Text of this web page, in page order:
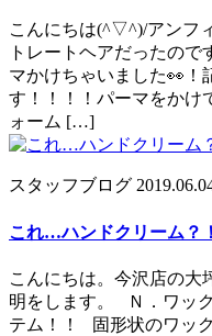
こんにちは(^▽^)/アンフ
トレートヘアだったの
マかけちゃいました👀！
す！！！！パーマをかけ
ォーム […]
スタッフブログ
これ…ハンドクリーム？！
こんにちは。今沢店の大
明をします。 Ｎ．ワッ
テム！！ 固形状のワッ